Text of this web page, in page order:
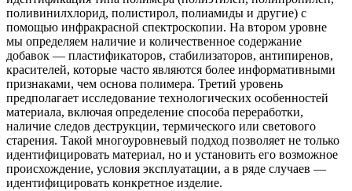
поливинилхлорид, полистирол, полиамиды и другие) с
помощью инфракрасной спектроскопии. На втором уровне
мы определяем наличие и количественное содержание
добавок — пластификаторов, стабилизаторов, антипиренов,
красителей, которые часто являются более информативными
признаками, чем основа полимера. Третий уровень
предполагает исследование технологических особенностей
материала, включая определение способа переработки,
наличие следов деструкции, термического или светового
старения. Такой многоуровневый подход позволяет не только
идентифицировать материал, но и установить его возможное
происхождение, условия эксплуатации, а в ряде случаев —
идентифицировать конкретное изделие.